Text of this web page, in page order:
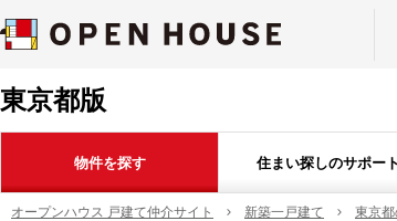
東京都版
物件を探す 住まい探しのサポート
オープンハウス 戸建て仲介サイト 新築一戸建て 東京